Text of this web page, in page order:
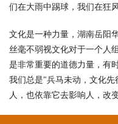
们在大雨中踢球，我们在
文化是一种力量，湖南岳阳
丝毫不弱视文化对于一个人
是非常重要的道德力量，有
我们总是"兵马未动，文化
人，也依靠它去影响人，改